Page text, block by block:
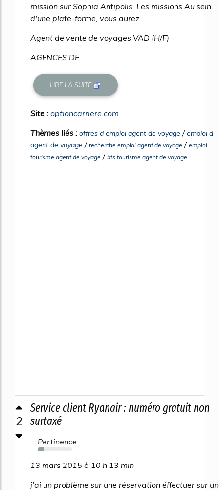
mission sur Sophia Antipolis. Les missions Au sein
d'une plate-forme, vous aurez...
Agent de vente de voyages VAD (H/F)
AGENCES DE...
LIRE LA SUITE
Site : optioncarriere.com
Thèmes liés : offres d emploi agent de voyage /emploi d
agent de voyage / recherche emploi agent de voyage / emploi
tourisme agent de voyage / bts tourisme agent de voyage
2
Service client Ryanair : numéro gratuit non
surtaxé
Pertinence
18%
13 mars 2015 à 10 h 13 min
j'ai un problème sur une réservation éffectuer sur un